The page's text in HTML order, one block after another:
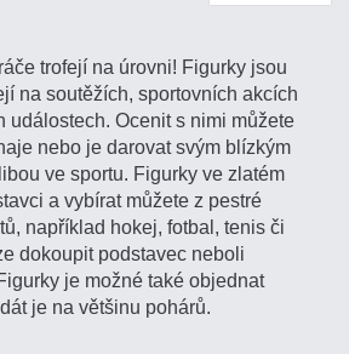
trofejí na úrovni! Figurky jsou
na soutěžích, sportovních akcích
událostech. Ocenit s nimi můžete
nebo je darovat svým blízkým
ve sportu. Figurky ve zlatém
a vybírat můžete z pestré
například hokej, fotbal, tenis či
dokoupit podstavec neboli
je možné také objednat
je na většinu pohárů.